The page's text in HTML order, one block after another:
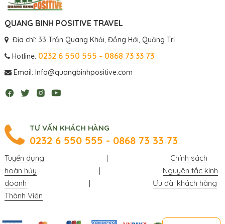
QUANG BINH POSITIVE TRAVEL
Địa chỉ: 33 Trần Quang Khải, Đồng Hới, Quảng Trị
Hotline: 0232 6 550 555 - 0868 73 33 73
Email: Info@quangbinhpositive.com
TƯ VẤN KHÁCH HÀNG
0232 6 550 555 - 0868 73 33 73
Tuyển dụng |
Chính sách
hoàn hủy
|
Nguyên tắc kinh
doanh
|
Ưu đãi khách hàng
Thành Viên